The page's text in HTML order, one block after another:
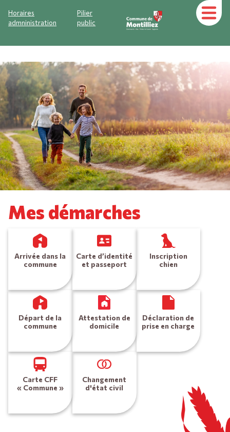
Horaires
admninistration
Pilier
public
Mes démarches
Arrivée dans la
commune
Carte d’identité
et passeport
Inscription
chien
Départ de la
commune
Attestation de
domicile
Déclaration de
prise en charge
Carte CFF
« Commune »
Changement
d'état civil